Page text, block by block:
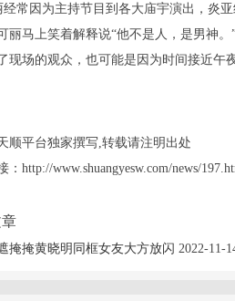
常因为主持节目到各大庙宇演出，炎
丽马上笑着解释说“他不是人，是男神
现场的观众，也可能是因为时间接近午
顺平台独家撰写,转载请注明出处
：http://www.shuangyesw.com/news/
掩掩黄晓明同框女友大方放闪 2022-11-